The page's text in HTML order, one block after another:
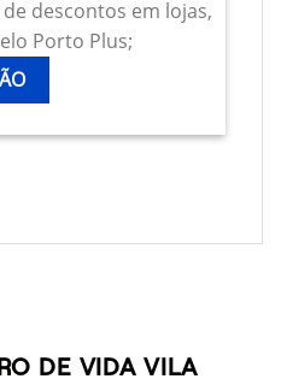
descontos em lojas,
Porto Plus;
DE VIDA VILA